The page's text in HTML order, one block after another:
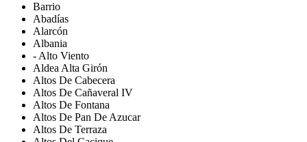
Barrio
Abadías
Alarcón
Albania
- Alto Viento
Aldea Alta Girón
Altos De Cabecera
Altos De Cañaveral IV
Altos De Fontana
Altos De Pan De Azucar
Altos De Terraza